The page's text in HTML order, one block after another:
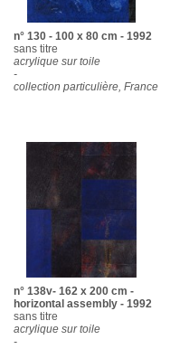
n° 130 - 100 x 80 cm - 1992
sans titre
acrylique sur toile
-
collection particulière, France
n° 138v- 162 x 200 cm -
horizontal assembly - 1992
sans titre
acrylique sur toile
-